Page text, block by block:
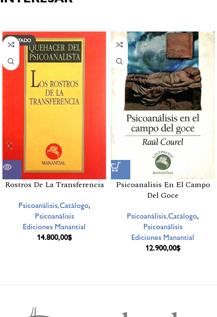
AGOTADO
Rostros De La Transferencia
Psicoanálisis,Catálogo,
Psicoanálisis
Ediciones Manantial
14.800,00$
Psicoanalisis En El Campo
Del Goce
Psicoanálisis,Catálogo,
Psicoanálisis
Ediciones Manantial
12.900,00$